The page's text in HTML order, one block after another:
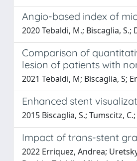
Angio-based index of
2020 Tebaldi, M.; Biscaglia, S.;
Comparison of
lesion of patients with
2021 Tebaldi, M; Biscaglia, S;
Enhanced stent
2015 Biscaglia, S.; Tumscitz,
Impact of trans-stent
2022 Erriquez, Andrea;